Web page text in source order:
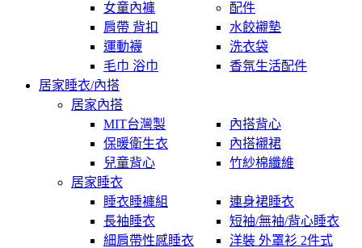
女童內褲
配件
肩帶 背扣
水餃襯墊
運動襪
洗衣袋
毛巾 浴巾
香氛生活配件
居家睡衣/內搭
居家內搭
MIT台灣製
內搭背心
保暖衛生衣
內搭襯裙
兒童背心
竹紗棉纖維
居家睡衣
睡衣睡褲組
連身裙睡衣
長袖睡衣
短袖/無袖/背心睡衣
細肩帶性感睡衣
洋裝 外罩衫 2件式